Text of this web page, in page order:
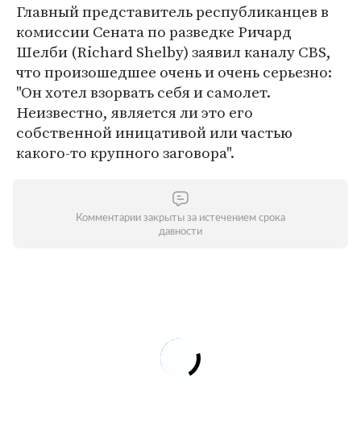
Главный представитель республиканцев в
комиссии Сената по разведке Ричард
Шелби (Richard Shelby) заявил каналу CBS,
что произошедшее очень и очень серьезно:
"Он хотел взорвать себя и самолет.
Неизвестно, является ли это его
собственной иницативой или частью
какого-то крупного заговора".
Комментарии закрыты за истечением срока
давности